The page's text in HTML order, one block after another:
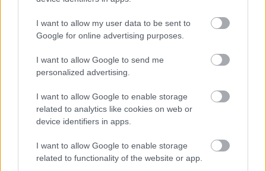
I want to allow my user data to be sent to
Google for online advertising purposes.
I want to allow Google to send me
personalized advertising.
I want to allow Google to enable storage
related to analytics like cookies on web or
device identifiers in apps.
I want to allow Google to enable storage
related to functionality of the website or app.
vagy bánom is én előadásukat nem találtam olyan
szintűnek, hogy meghívjuk. Ugyanakkor a szabadkai
Kosztolányi Színház két előadással is szerepel, mert
az Éljen a szerelem! mellett a Dogs and drugs olyan
fontos, edukatív hatású problémát dolgoz fel, amit
úgy gondolom, hogy mindenképp meg kell mutatni
a közönségnek. A POSZT keretein belül is
válogattam, és a határon túliak előadásait meg
kellett néznem, ezért alakult így, hogy egyedül
igazgató is elkísért. Gondoltunk a közönségre is, nem
csak a szakmára, hiszen nem a zsűrinek szerveződik